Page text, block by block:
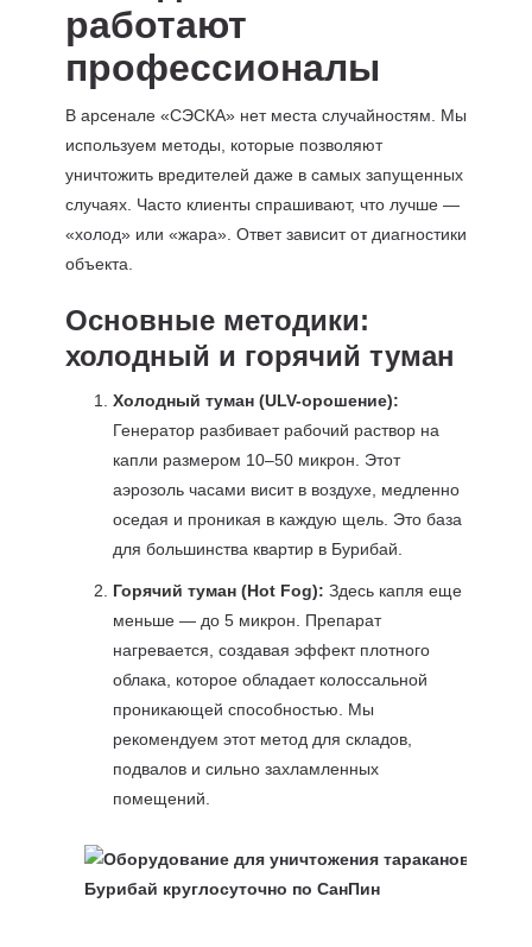
работают
профессионалы
В арсенале «СЭСКА» нет места случайностям. Мы
используем методы, которые позволяют
уничтожить вредителей даже в самых запущенных
случаях. Часто клиенты спрашивают, что лучше —
«холод» или «жара». Ответ зависит от диагностики
объекта.
Основные методики:
холодный и горячий туман
Холодный туман (ULV-орошение):
Генератор разбивает рабочий раствор на
капли размером 10–50 микрон. Этот
аэрозоль часами висит в воздухе, медленно
оседая и проникая в каждую щель. Это база
для большинства квартир в Бурибай.
Горячий туман (Hot Fog): Здесь капля еще
меньше — до 5 микрон. Препарат
нагревается, создавая эффект плотного
облака, которое обладает колоссальной
проникающей способностью. Мы
рекомендуем этот метод для складов,
подвалов и сильно захламленных
помещений.